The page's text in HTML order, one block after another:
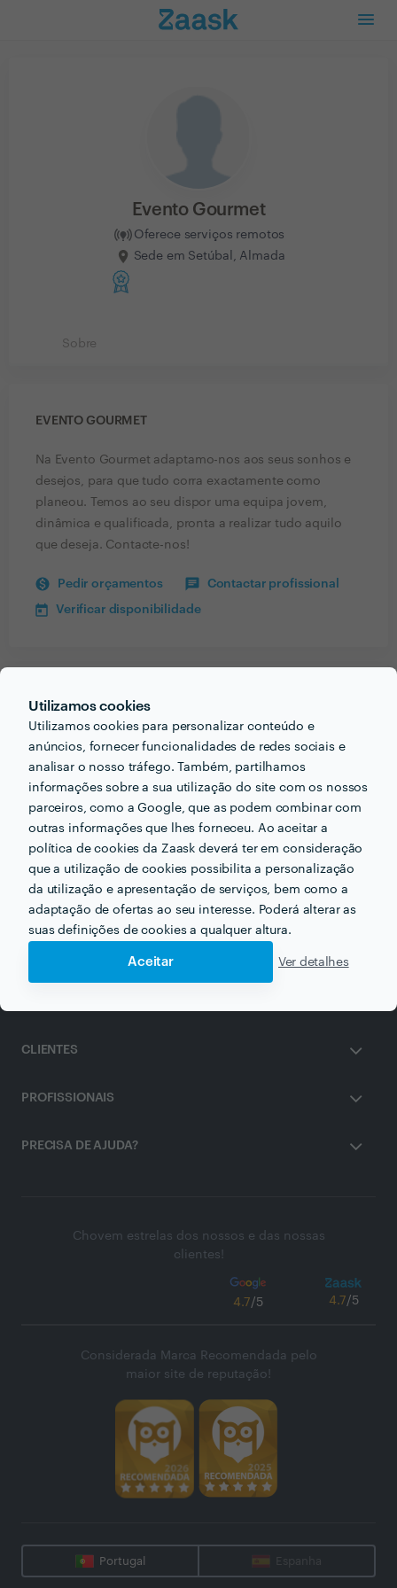
Utilizamos cookies
Utilizamos cookies para personalizar conteúdo e
anúncios, fornecer funcionalidades de redes sociais e
analisar o nosso tráfego. Também, partilhamos
informações sobre a sua utilização do site com os nossos
parceiros, como a Google, que as podem combinar com
outras informações que lhes forneceu. Ao aceitar a
política de cookies da Zaask deverá ter em consideração
que a utilização de cookies possibilita a personalização
da utilização e apresentação de serviços, bem como a
adaptação de ofertas ao seu interesse. Poderá alterar as
suas definições de cookies a qualquer altura.
Aceitar Ver detalhes
Evento Gourmet
Oferece serviços remotos
Sede em Setúbal, Almada
Sobre
EVENTO GOURMET
Na Evento Gourmet adaptamo-nos aos seus sonhos e
desejos, para que tudo corra exactamente como
planeou. Temos ao seu dispor uma equipa jovem,
dinâmica e qualificada, pronta a realizar tudo aquilo
que deseja. Contacte-nos!
Pedir orçamentos Contactar profissional
Verificar disponibilidade
Receba várias propostas de profissionais como
Evento Gourmet
em poucas horas.
Outros serviços proporcionados por Evento Gourmet
Empresas de Eventos em almada
CLIENTES
PROFISSIONAIS
PRECISA DE AJUDA?
Chovem estrelas dos nossos e das nossas
clientes!
4.7/5 4.7/5
Considerada Marca Recomendada pelo
maior site de reputação!
Portugal Espanha